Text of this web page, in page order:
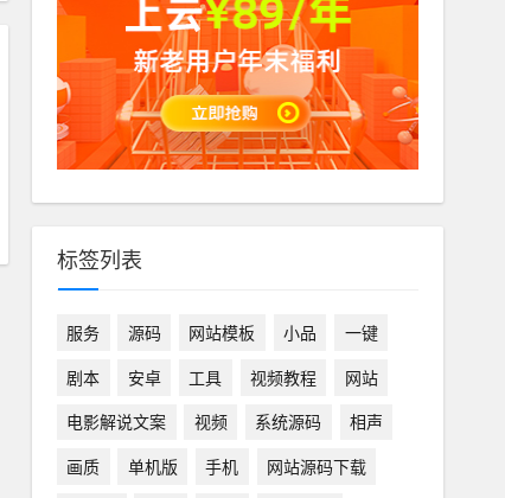
标签列表
服务 源码 网站模板 小品
一键
剧本
安卓 工具 视频教程
网站
电影解说文案
视频 系统源码
相声
画质
单机版 手机
网站源码下载